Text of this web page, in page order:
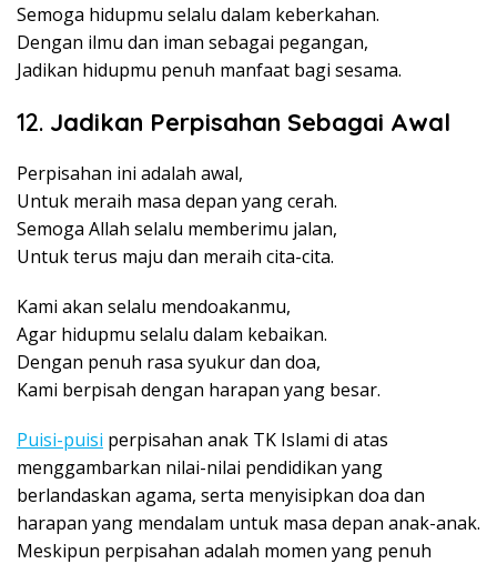
Semoga hidupmu selalu dalam keberkahan.
Dengan ilmu dan iman sebagai pegangan,
Jadikan hidupmu penuh manfaat bagi sesama.
12. Jadikan Perpisahan Sebagai Awal
Perpisahan ini adalah awal,
Untuk meraih masa depan yang cerah.
Semoga Allah selalu memberimu jalan,
Untuk terus maju dan meraih cita-cita.
Kami akan selalu mendoakanmu,
Agar hidupmu selalu dalam kebaikan.
Dengan penuh rasa syukur dan doa,
Kami berpisah dengan harapan yang besar.
Puisi-puisi perpisahan anak TK Islami di atas
menggambarkan nilai-nilai pendidikan yang
berlandaskan agama, serta menyisipkan doa dan
harapan yang mendalam untuk masa depan anak-anak.
Meskipun perpisahan adalah momen yang penuh